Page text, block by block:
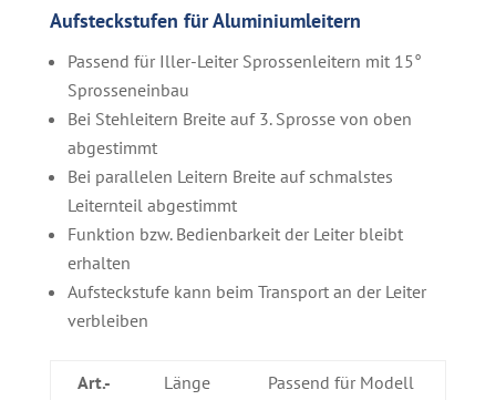
Aufsteckstufen für Aluminiumleitern
Passend für Iller-Leiter Sprossenleitern mit 15°
Sprosseneinbau
Bei Stehleitern Breite auf 3. Sprosse von oben
abgestimmt
Bei parallelen Leitern Breite auf schmalstes
Leiternteil abgestimmt
Funktion bzw. Bedienbarkeit der Leiter bleibt
erhalten
Aufsteckstufe kann beim Transport an der Leiter
verbleiben
Art.-
Länge
Passend für Modell